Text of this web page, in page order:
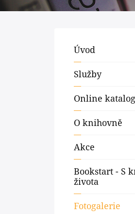
Úvod
Služby
Online
O knihovně
Akce
Bookstart - S
života
Fotogalerie